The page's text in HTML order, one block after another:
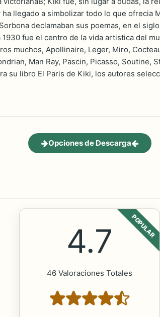
llegado a simbolizar todo lo que ofrecia
declamaban sus poemas, en el
1930 fue el centro de la vida artistica del
muchos, Apollinaire, Leger, Miro,
Man Ray, Pascin, Picasso, Soutine,
su libro El Paris de Kiki, los autores
Opciones de Descarga
POPULAR
4.7
46 Valoraciones Totales